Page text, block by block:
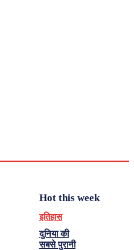
Hot this week
इतिहास
दुनिया की
सबसे पुरानी